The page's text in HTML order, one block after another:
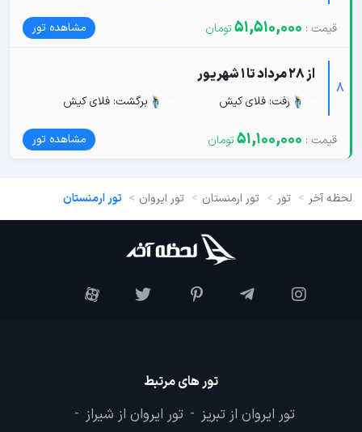
51,510,000 مشاهده تور
8
از 28 مرداد تا 1 شهریور
رفت: فلای کیش برگشت: فلای کیش
51,100,000 مشاهده تور
لحظه آخر تور تور ارمنستان تور ایروان تور ارمنستان
تور های مرتبط
تور ایروان از تبریز - تور ایروان از شیراز -